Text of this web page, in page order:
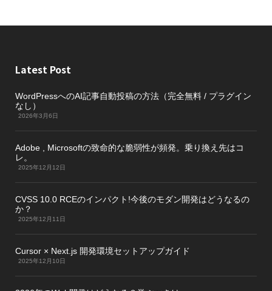
Latest Post
WordPressへのAI記事自動投稿の方法（完全無料 / プラグイン
なし）
2026年3月6日
Adobe , Microsoftの致命的な脆弱性が頻発。乗り換え先はコ
レ。
2025年12月12日
CVSS 10.0 RCEのインパクト!今後のモダン開発はどうなるの
か？
2025年12月11日
Cursor × Next.js 開発環境セットアップガイド
2025年12月10日